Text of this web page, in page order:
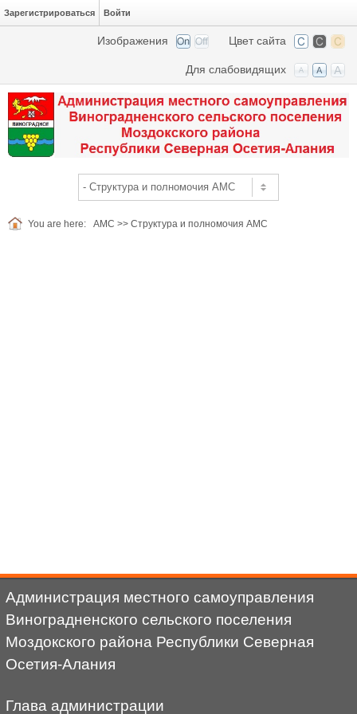
Зарегистрироваться Войти
Цвет сайта
Изображения
Для слабовидящих
You are here: АМС >> Структура и полномочия АМС
Администрация местного самоуправления
Виноградненского сельского поселения
Моздокского района Республики Северная
Осетия-Алания
Глава администрации